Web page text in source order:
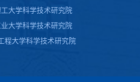
大学科学技术研究院
大学科学技术研究院
程大学科学技术研究院